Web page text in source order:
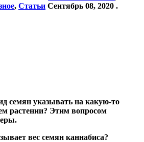
, Статьи Сентябрь 08, 2020 .
семян указывать на какую-то
растении? Этим вопросом
вес семян каннабиса?